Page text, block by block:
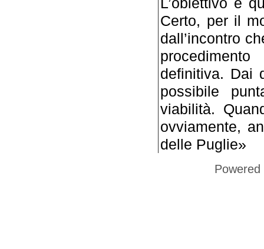
Certo, per il
dall’incontro
definitiva. Dai
possibile
viabilità.
ovviamente,
delle Puglie»